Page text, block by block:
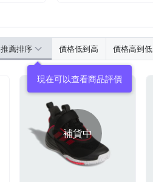
推薦排序 價格低到高 價格高到低
現在可以查看商品評價
補貨中